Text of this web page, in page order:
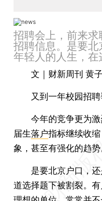
招聘会上，前来
招聘信息。是要
年轻人的人生，在
文｜财新周刊 黄
又到一年校园招聘
今年的竞争更为激
届生落户指标继续收
象，甚至有强化的趋势
是要北京户口，还
道选择题下被割裂。